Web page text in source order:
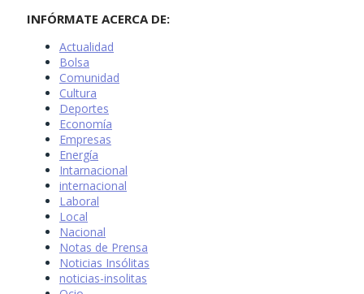
INFÓRMATE ACERCA DE:
Actualidad
Bolsa
Comunidad
Cultura
Deportes
Economía
Empresas
Energía
Intarnacional
internacional
Laboral
Local
Nacional
Notas de Prensa
Noticias Insólitas
noticias-insolitas